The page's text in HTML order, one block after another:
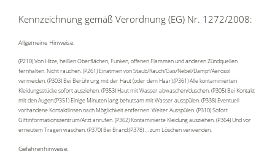
Kennzeichnung gemäß Verordnung (EG) Nr. 1272/2008:
Allgemeine Hinweise:
(P210) Von Hitze, heißen Oberflächen, Funken, offenen Flammen und anderen Zündquellen
fernhalten. Nicht rauchen. (P261) Einatmen von Staub/Rauch/Gas/Nebel/Dampf/Aerosol
vermeiden. (P303) Bei Berührung mit der Haut (oder dem Haar):(P361) Alle kontaminierten
Kleidungsstücke sofort ausziehen. (P353) Haut mit Wasser abwaschen/duschen. (P305) Bei Kontakt
mit den Augen:(P351) Einige Minuten lang behutsam mit Wasser ausspülen. (P338) Eventuell
vorhandene Kontaktlinsen nach Möglichkeit entfernen. Weiter Ausspülen. (P310) Sofort
Giftinformationszentrum/Arzt anrufen. (P362) Kontaminierte Kleidung ausziehen. (P364) Und vor
erneutem Tragen waschen. (P370) Bei Brand:(P378) … zum Löschen verwenden.
Gefahrenhinweise: